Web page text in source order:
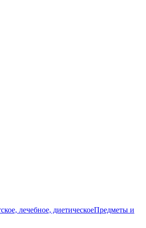
лечебное, диетическоеПредметы и